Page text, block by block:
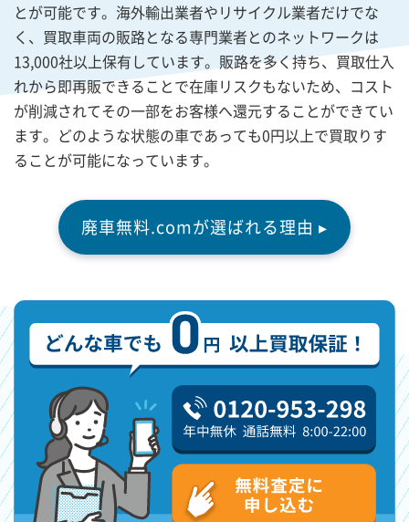
とが可能です。海外輸出業者やリサイクル業者だけでな
く、買取車両の販路となる専門業者とのネットワークは
13,000社以上保有しています。販路を多く持ち、買取仕入
れから即再販できることで在庫リスクもないため、コスト
が削減されてその一部をお客様へ還元することができてい
ます。どのような状態の車であっても0円以上で買取りす
ることが可能になっています。
廃車無料.comが選ばれる理由 ▸